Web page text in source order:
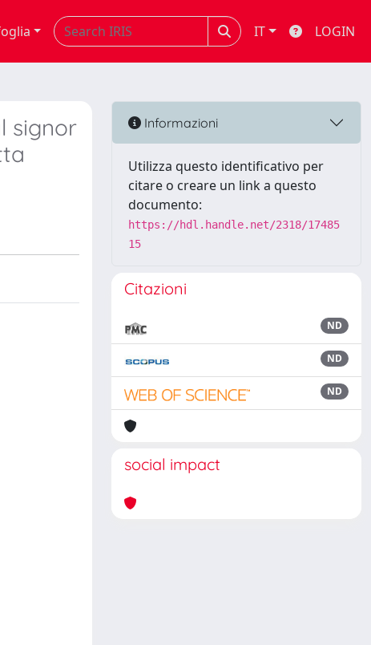
IT LOGIN
signor
Informazioni
Utilizza questo identificativo per
citare o creare un link a questo
documento:
https://hdl.handle.net/2318/17485
15
Citazioni
ND
ND
ND
social impact